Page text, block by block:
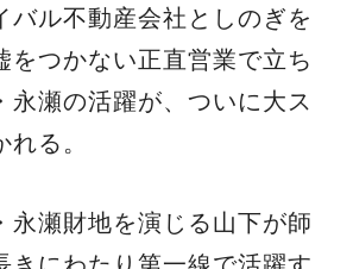
バル不動産会社としのぎを
をつかない正直営業で立ち
永瀬の活躍が、ついに大ス
る。
永瀬財地を演じる山下が師
きにわたり第一線で活躍す